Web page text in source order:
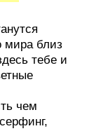
мира близ
тебе и
чем